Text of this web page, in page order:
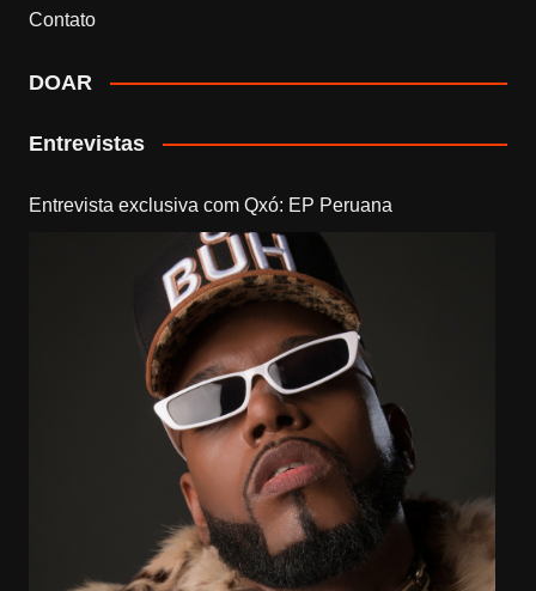
Contato
DOAR
Entrevistas
Entrevista exclusiva com Qxó: EP Peruana